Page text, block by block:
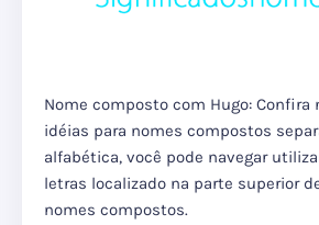
Nome composto com Hugo: Confira
idéias para nomes compostos
alfabética, você pode navegar
letras localizado na parte superior
nomes compostos.